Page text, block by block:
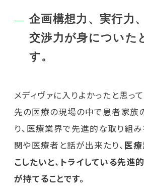
企画構想力、実行力
交渉力が身についた
す。
メディヴァに入りよかったと思っ
先の医療の現場の中で患者家族
り、医療業界で先進的な取り組
関や医療者と話が出来たり、 医
こしたいと、トライしている先進
が持てることです。